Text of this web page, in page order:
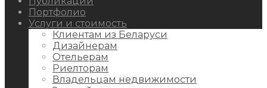
Портфолио
Услуги и стоимость
Клиентам из Беларуси
Дизайнерам
Отельерам
Риелторам
Владельцам недвижимости